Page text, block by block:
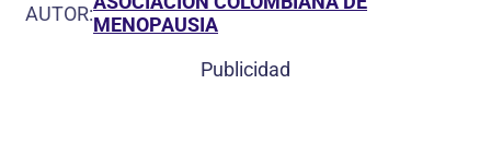
AUTOR:MENOPAUSIA
Publicidad